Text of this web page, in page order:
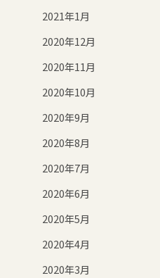
2021年1月
2020年12月
2020年11月
2020年10月
2020年9月
2020年8月
2020年7月
2020年6月
2020年5月
2020年4月
2020年3月